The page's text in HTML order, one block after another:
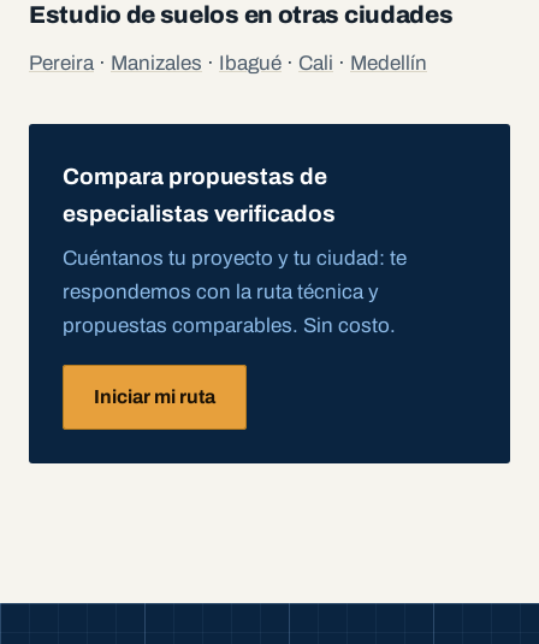
Estudio de suelos en otras ciudades
Pereira· Manizales · Ibagué · Cali · Medellín
Compara propuestas de
especialistas verificados
Cuéntanos tu proyecto y tu ciudad: te
respondemos con la ruta técnica y
propuestas comparables. Sin costo.
Iniciar mi ruta